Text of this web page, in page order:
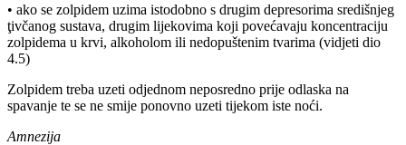
• ako se zolpidem uzima istodobno s drugim depresorima središnjeg
ţivčanog sustava, drugim lijekovima koji povećavaju koncentraciju
zolpidema u krvi, alkoholom ili nedopuštenim tvarima (vidjeti dio
4.5)
Zolpidem treba uzeti odjednom neposredno prije odlaska na
spavanje te se ne smije ponovno uzeti tijekom iste noći.
Amnezija